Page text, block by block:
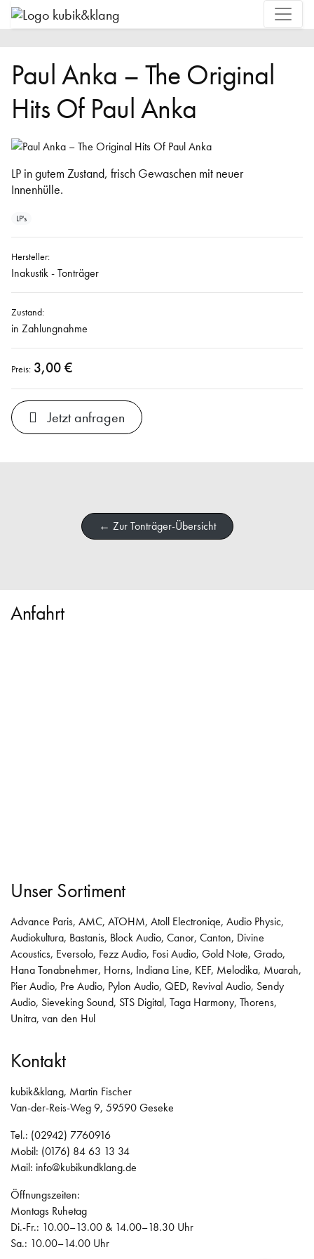
Paul Anka – The Original
Hits Of Paul Anka
LP in gutem Zustand, frisch Gewaschen mit neuer
Innenhülle.
LP's
Hersteller:
Inakustik - Tonträger
Zustand:
in Zahlungnahme
Preis: 3,00 €
Jetzt anfragen
← Zur Tonträger-Übersicht
Anfahrt
Unser Sortiment
Advance Paris, AMC, ATOHM, Atoll Electroniqe, Audio Physic,
Audiokultura, Bastanis, Block Audio, Canor, Canton, Divine
Acoustics, Eversolo, Fezz Audio, Fosi Audio, Gold Note, Grado,
Hana Tonabnehmer, Horns, Indiana Line, KEF, Melodika, Muarah,
Pier Audio, Pre Audio, Pylon Audio, QED, Revival Audio, Sendy
Audio, Sieveking Sound, STS Digital, Taga Harmony, Thorens,
Unitra, van den Hul
Kontakt
kubik&klang, Martin Fischer
Van-der-Reis-Weg 9, 59590 Geseke
Tel.: (02942) 7760916
Mobil: (0176) 84 63 13 34
Mail: info@kubikundklang.de
Öffnungszeiten:
Montags Ruhetag
Di.-Fr.: 10.00–13.00 & 14.00–18.30 Uhr
Sa.: 10.00–14.00 Uhr